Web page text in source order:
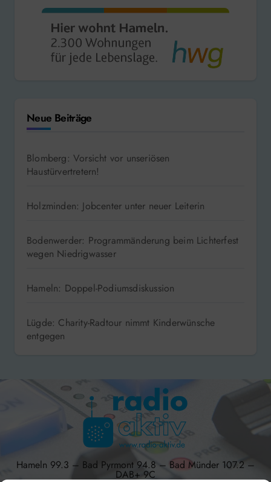
Neue Beiträge
Blomberg: Vorsicht vor unseriösen
Haustürvertretern!
Holzminden: Jobcenter unter neuer Leiterin
Bodenwerder: Programmänderung beim Lichterfest
wegen Niedrigwasser
Hameln: Doppel-Podiumsdiskussion
Lügde: Charity-Radtour nimmt Kinderwünsche
entgegen
Hameln 99.3 – Bad Pyrmont 94.8 – Bad Münder 107.2 –
DAB+ 9C